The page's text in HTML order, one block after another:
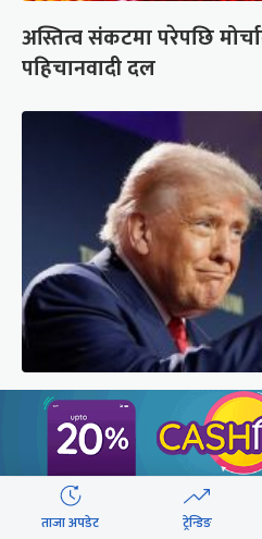
अस्तित्व संकटमा परेपछि
पहिचानवादी दल
अमेरिकामा रूसमाथि
भारतसहित ५ देशमा
ताजा अपडेट ट्रेन्डिङ